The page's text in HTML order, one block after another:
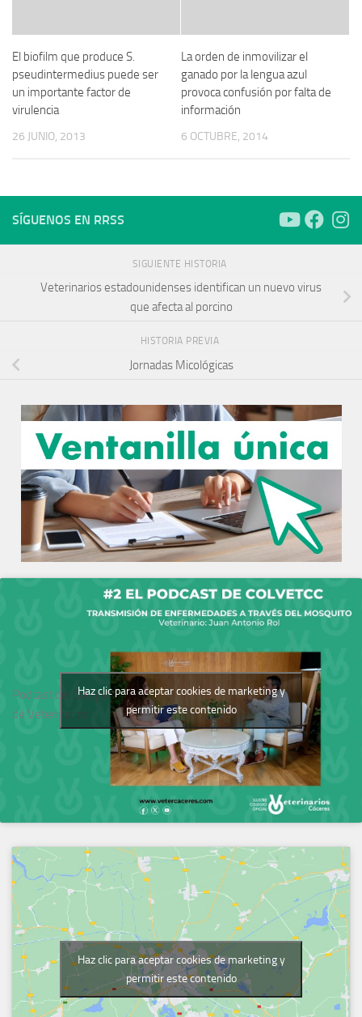
El biofilm que produce S.
pseudintermedius puede ser
un importante factor de
virulencia
26 JUNIO, 2013
La orden de inmovilizar el
ganado por la lengua azul
provoca confusión por falta de
información
6 OCTUBRE, 2014
SÍGUENOS EN RRSS
SIGUIENTE HISTORIA
Veterinarios estadounidenses identifican un nuevo virus
que afecta al porcino
HISTORIA PREVIA
Jornadas Micológicas
Podcast del Colegio
de Veterinarios
Haz clic para aceptar cookies de marketing y
permitir este contenido
Haz clic para aceptar cookies de marketing y
permitir este contenido